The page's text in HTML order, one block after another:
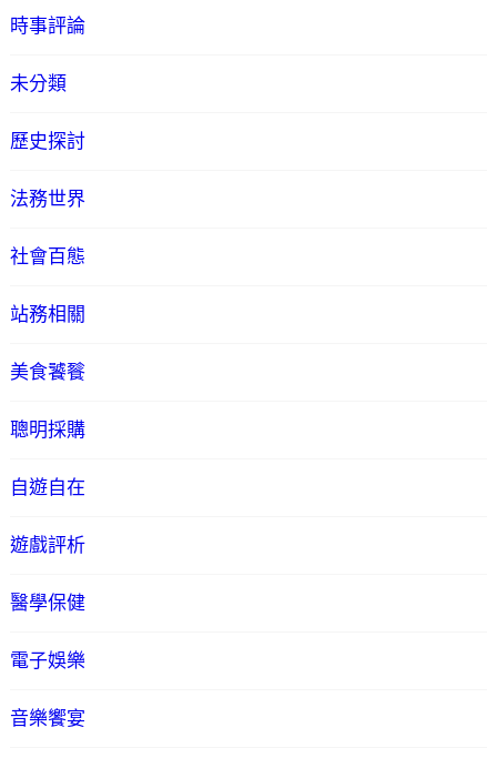
時事評論
未分類
歷史探討
法務世界
社會百態
站務相關
美食饕餮
聰明採購
自遊自在
遊戲評析
醫學保健
電子娛樂
音樂饗宴